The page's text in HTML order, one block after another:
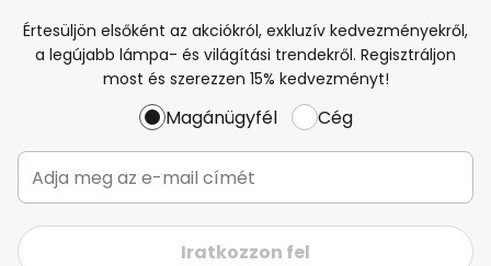
Értesüljön elsőként az akciókról, exkluzív kedvezményekről,
a legújabb lámpa- és világítási trendekről. Regisztráljon
most és szerezzen 15% kedvezményt!
Magánügyfél Cég
Iratkozzon fel